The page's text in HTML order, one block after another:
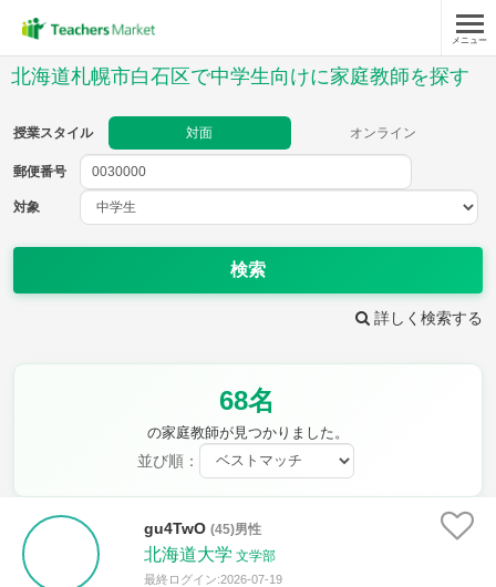
メニュー
北海道札幌市白石区で中学生向けに家庭教師を探す
授業スタイル 対面 オンライン
郵便番号
対象
検索
詳しく検索する
68名
の家庭教師が見つかりました。
並び順：
gu4TwO (45)男性
北海道大学 文学部
最終ログイン:2026-07-19
郵便番号
教科
古典
公民 芸術 音楽 保健体育
時給：¥1,000 ～ ¥10,000